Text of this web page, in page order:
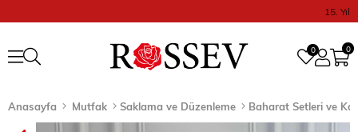
15. Yıl
0
0
Anasayfa Mutfak Saklama ve Düzenleme Baharat Setleri ve